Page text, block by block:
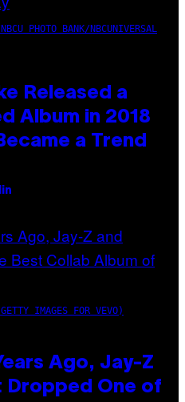
PHOTO BANK/NBCUNIVERSAL
Released a
Album in 2018
a Trend
IMAGES FOR VEVO)
Ago, Jay-Z
Dropped One of